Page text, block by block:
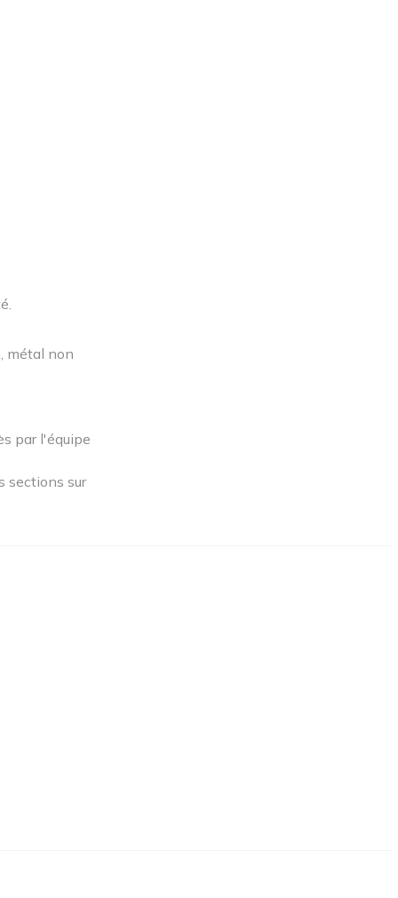
métal non
par l'équipe
sections sur